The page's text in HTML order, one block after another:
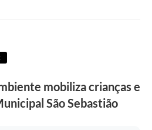
mobiliza crianças e
São Sebastião